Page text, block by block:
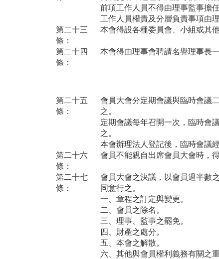
前項工作人員不得由理事監事擔任
工作人員權責及分層負責事項由
第二十三
條：
本會得設各種委員會、小組或其
第二十四
條：
本會得由理事會聘請名譽理事長
第二十五
條：
會員大會分定期會議與臨時會議
之。
定期會議每年召開一次，臨時會
之。
本會辦理法人登記後，臨時會議
第二十六
條：
會員不能親自出席會員大會時，
第二十七
條：
會員大會之決議，以會員過半數
同意行之。
一、章程之訂定與變更。
二、會員之除名。
三、理事、監事之罷免。
四、財產之處分。
五、本會之解散。
六、其他與會員權利義務有關之重